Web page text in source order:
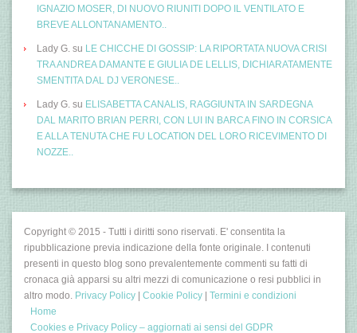
IGNAZIO MOSER, DI NUOVO RIUNITI DOPO IL VENTILATO E
BREVE ALLONTANAMENTO..
Lady G. su LE CHICCHE DI GOSSIP: LA RIPORTATA NUOVA CRISI
TRA ANDREA DAMANTE E GIULIA DE LELLIS, DICHIARATAMENTE
SMENTITA DAL DJ VERONESE..
Lady G. su ELISABETTA CANALIS, RAGGIUNTA IN SARDEGNA
DAL MARITO BRIAN PERRI, CON LUI IN BARCA FINO IN CORSICA
E ALLA TENUTA CHE FU LOCATION DEL LORO RICEVIMENTO DI
NOZZE..
Copyright © 2015 - Tutti i diritti sono riservati. E' consentita la
ripubblicazione previa indicazione della fonte originale. I contenuti
presenti in questo blog sono prevalentemente commenti su fatti di
cronaca già apparsi su altri mezzi di comunicazione o resi pubblici in
altro modo. Privacy Policy Cookie Policy
Termini e condizioni
Home
Cookies e Privacy Policy – aggiornati ai sensi del GDPR